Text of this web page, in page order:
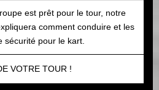
est prêt pour le tour, notre
comment conduire et les
sécurité pour le kart.
VOTRE TOUR !